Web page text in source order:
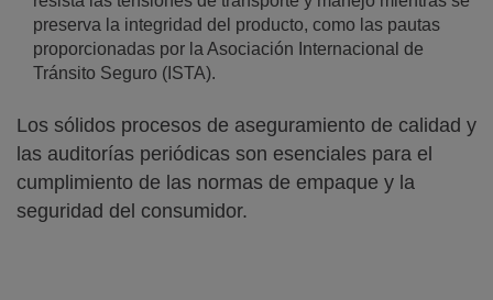
preserva la integridad del producto, como las pautas
proporcionadas por la Asociación Internacional de
Tránsito Seguro (ISTA).
Los sólidos procesos de aseguramiento de calidad y
las auditorías periódicas son esenciales para el
cumplimiento de las normas de empaque y la
seguridad del consumidor.